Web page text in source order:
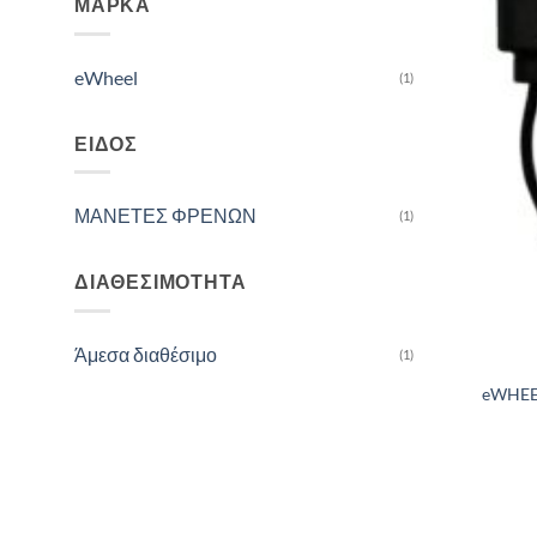
ΜΆΡΚΑ
eWheel (1)
ΕΊΔΟΣ
ΜΑΝΕΤΕΣ ΦΡΕΝΩΝ (1)
ΔΙΑΘΕΣΙΜΌΤΗΤΑ
Άμεσα διαθέσιμο (1)